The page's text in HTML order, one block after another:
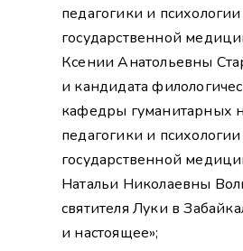
педагогики и
государственной
Ксении Анатольевны
и кандидата
кафедры гуманитарных
педагогики и
государственной
Натальи Николаевны
святителя Луки в
и настоящее»;